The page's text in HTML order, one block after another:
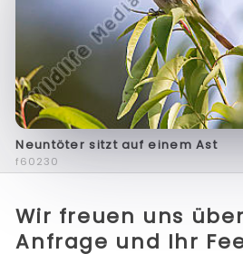
Neuntöter sitzt auf einem Ast
f60230
Wir freuen uns
Anfrage und Ihr